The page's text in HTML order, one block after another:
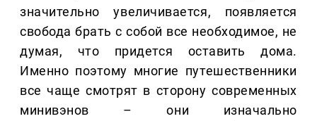
значительно увеличивается, появляется
свобода брать с собой все необходимое, не
думая, что придется оставить дома.
Именно поэтому многие путешественники
все чаще смотрят в сторону современных
минивэнов – они изначально